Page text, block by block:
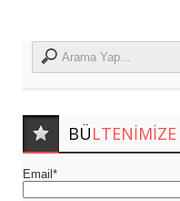
BÜLTENIMIZE
Email*